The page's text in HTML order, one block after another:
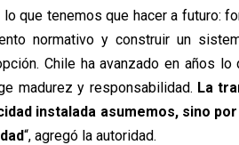
que tenemos que hacer a futuro:
normativo y construir un
Chile ha avanzado en años
madurez y responsabilidad. La
instalada asumemos, sino
“, agregó la autoridad.